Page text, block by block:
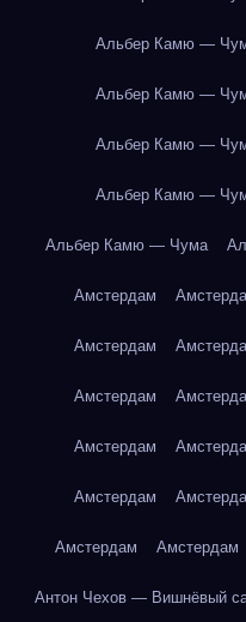
Альбер Камю —
Альбер Камю —
Альбер Камю —
Альбер Камю —
Альбер Камю — Чума
Амстердам
Амстердам
Амстердам
Амстердам
Амстердам
Амстердам Амстердам
Антон Чехов — Вишнёвый